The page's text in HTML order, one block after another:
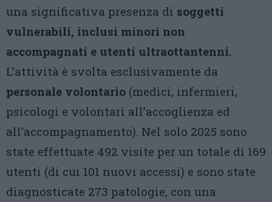
una significativa presenza di soggetti
vulnerabili, inclusi minori non
accompagnati e utenti ultraottantenni.
L’attività è svolta esclusivamente da
personale volontario (medici, infermieri,
psicologi e volontari all’accoglienza ed
all’accompagnamento). Nel solo 2025 sono
state effettuate 492 visite per un totale di 169
utenti (di cui 101 nuovi accessi) e sono state
diagnosticate 273 patologie, con una